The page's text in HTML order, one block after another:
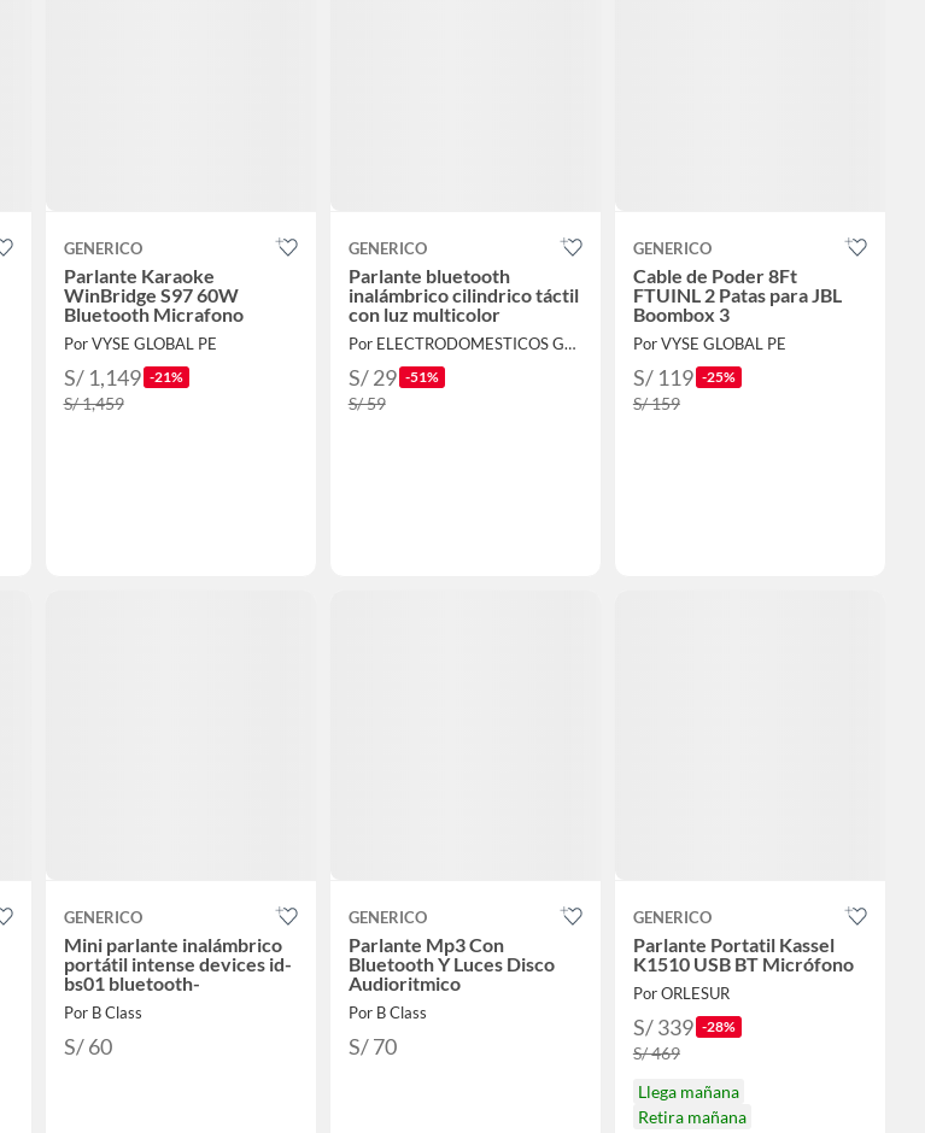
GENERICO
Parlante Karaoke
WinBridge S97 60W
Bluetooth Micrafono
Por VYSE GLOBAL PE
S/ 1,149 -21%
S/ 1,459
GENERICO
Parlante bluetooth
inalámbrico cilindrico táctil
con luz multicolor
Por ELECTRODOMESTICOS GALEXA
S/ 29 -51%
S/ 59
GENERICO
Cable de Poder 8Ft
FTUINL 2 Patas para JBL
Boombox 3
Por VYSE GLOBAL PE
S/ 119 -25%
S/ 159
GENERICO
Mini parlante inalámbrico
portátil intense devices id-
bs01 bluetooth-
Por B Class
S/ 60
GENERICO
Parlante Mp3 Con
Bluetooth Y Luces Disco
Audioritmico
Por B Class
S/ 70
GENERICO
Parlante Portatil Kassel
K1510 USB BT Micrófono
Por ORLESUR
S/ 339 -28%
S/ 469
Llega mañana
Retira mañana